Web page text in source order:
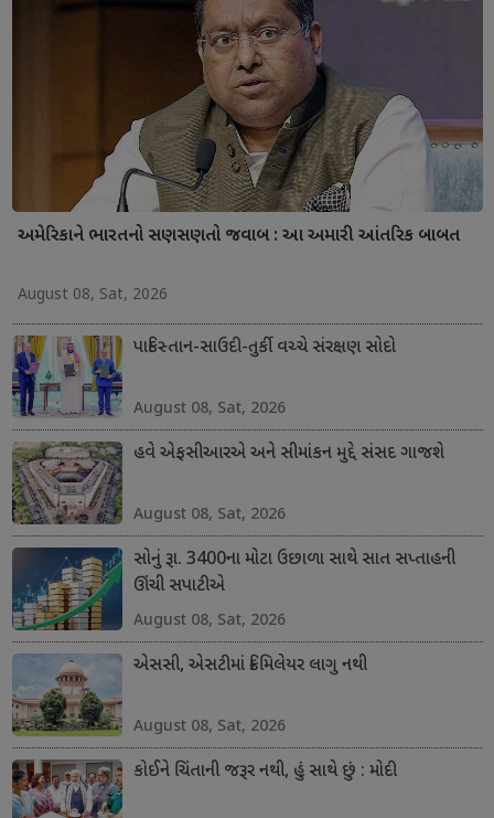
અમેરિકાને ભારતનો સણસણતો જવાબ : આ અમારી આંતરિક બાબત
August 08, Sat, 2026
પાકિસ્તાન-સાઉદી-તુર્કી વચ્ચે સંરક્ષણ સોદો
August 08, Sat, 2026
હવે એફસીઆરએ અને સીમાંકન મુદ્દે સંસદ ગાજશે
August 08, Sat, 2026
સોનું રૂા. 3400ના મોટા ઉછાળા સાથે સાત સપ્તાહની
ઊંચી સપાટીએ
August 08, Sat, 2026
એસસી, એસટીમાં ક્રિમિલેયર લાગુ નથી
August 08, Sat, 2026
કોઈને ચિંતાની જરૂર નથી, હું સાથે છું : મોદી